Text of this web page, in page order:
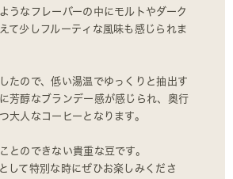
うなフレーバーの中にモルトやダーク
て少しフルーティな風味も感じられま
たので、低い湯温でゆっくりと抽出す
芳醇なブランデー感が感じられ、奥行
大人なコーヒーとなります。
とのできない貴重な豆です。
して特別な時にぜひお楽しみくださ